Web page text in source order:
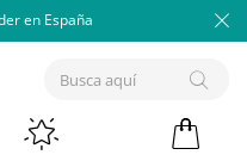
en España